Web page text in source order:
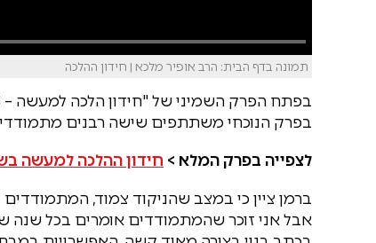
תמונה בדף הבית: הרב אופיר מלכא | חידון ההלכה
בפרק הנוכחי משתתפים שישה רבנים
לצפייה בפרק המלא > חידון ההלכה למעשה
ברמן ציין כי במצב שהניקוד צמוד,
אבל אני זוכר שהמתמודדים אומרים בכל שנה